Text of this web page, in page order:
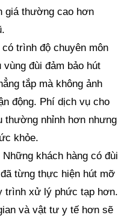
giá thường cao hơn
trình độ chuyên môn
đùi đảm bảo hút
tắp mà không ảnh
động. Phí dịch vụ cho
thường nhỉnh hơn nhưng
khỏe.
Những khách hàng có đùi
từng thực hiện hút mỡ
trình xử lý phức tạp hơn.
và vật tư y tế hơn sẽ